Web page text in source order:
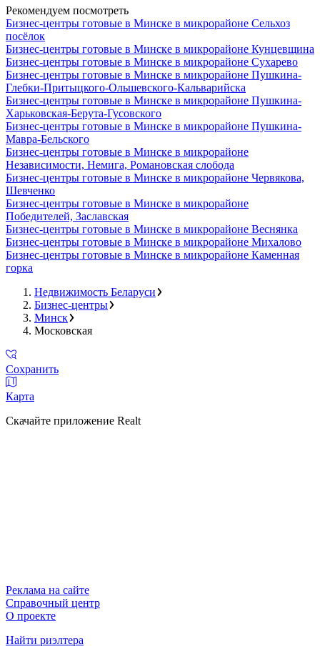
Рекомендуем посмотреть
Бизнес-центры готовые в Минске в микрорайоне Сельхоз
посёлок
Бизнес-центры готовые в Минске в микрорайоне Кунцевщина
Бизнес-центры готовые в Минске в микрорайоне Сухарево
Бизнес-центры готовые в Минске в микрорайоне Пушкина-
Глебки-Притыцкого-Ольшевского-Кальварийска
Бизнес-центры готовые в Минске в микрорайоне Пушкина-
Харьковская-Берута-Гусовского
Бизнес-центры готовые в Минске в микрорайоне Пушкина-
Мавра-Бельского
Бизнес-центры готовые в Минске в микрорайоне
Независимости, Немига, Романовская слобода
Бизнес-центры готовые в Минске в микрорайоне Червякова,
Шевченко
Бизнес-центры готовые в Минске в микрорайоне
Победителей, Заславская
Бизнес-центры готовые в Минске в микрорайоне Веснянка
Бизнес-центры готовые в Минске в микрорайоне Михалово
Бизнес-центры готовые в Минске в микрорайоне Каменная
горка
Недвижимость Беларуси
Бизнес-центры
Минск
Московская
Сохранить
Карта
Скачайте приложение Realt
Реклама на сайте
Справочный центр
О проекте
Найти риэлтера